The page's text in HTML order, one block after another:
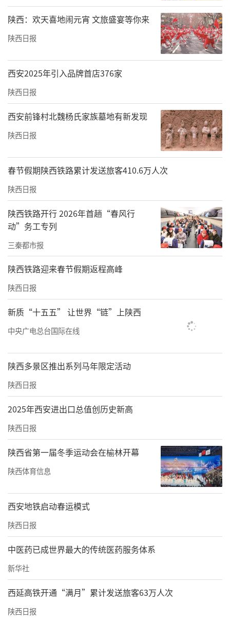
陕西：欢天喜地闹元宵 文旅盛宴等你来
陕西日报
西安2025年引入品牌首店376家
陕西日报
西安前锋村北魏杨氏家族墓地有新发现
陕西日报
春节假期陕西铁路累计发送旅客410.6万人次
陕西日报
陕西铁路开行 2026年首趟“春风行
动”务工专列
三秦都市报
陕西铁路迎来春节假期返程高峰
陕西日报
新质“十五五” 让世界“链”上陕西
中央广电总台国际在线
陕西多景区推出系列马年限定活动
陕西日报
2025年西安进出口总值创历史新高
陕西日报
陕西省第一届冬季运动会在榆林开幕
陕西体育信息
西安地铁启动春运模式
陕西日报
中医药已成世界最大的传统医药服务体系
新华社
西延高铁开通“满月”累计发送旅客63万人次
陕西日报